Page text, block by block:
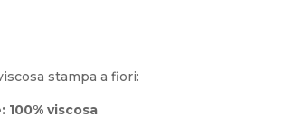
stampa a fiori:
100% viscosa